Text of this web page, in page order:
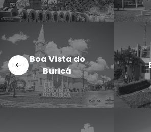
Vista do
Bossoroca